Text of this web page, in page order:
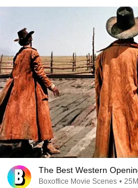
The Best Western
Boxoffice Movie Scenes •